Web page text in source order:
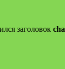
заголовок